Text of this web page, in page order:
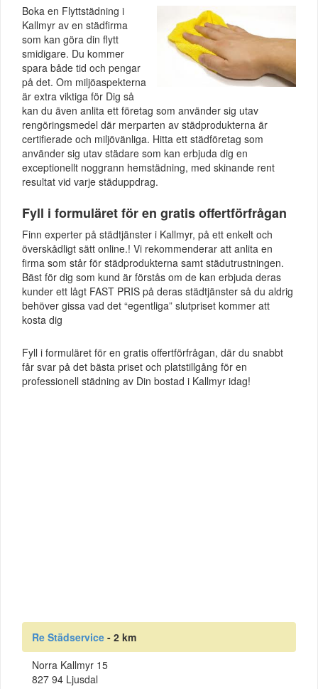
Boka en Flyttstädning i
Kallmyr av en städfirma
som kan göra din flytt
smidigare. Du kommer
spara både tid och pengar
på det. Om miljöaspekterna
är extra viktiga för Dig så
kan du även anlita ett företag som använder sig utav
rengöringsmedel där merparten av städprodukterna är
certifierade och miljövänliga. Hitta ett städföretag som
använder sig utav städare som kan erbjuda dig en
exceptionellt noggrann hemstädning, med skinande rent
resultat vid varje städuppdrag.
Fyll i formuläret för en gratis offertförfrågan
Finn experter på städtjänster i Kallmyr, på ett enkelt och
överskådligt sätt online.! Vi rekommenderar att anlita en
firma som står för städprodukterna samt städutrustningen.
Bäst för dig som kund är förstås om de kan erbjuda deras
kunder ett lågt FAST PRIS på deras städtjänster så du aldrig
behöver gissa vad det “egentliga” slutpriset kommer att
kosta dig
Fyll i formuläret för en gratis offertförfrågan, där du snabbt
får svar på det bästa priset och platstillgång för en
professionell städning av Din bostad i Kallmyr idag!
Re Städservice - 2 km
Norra Kallmyr 15
827 94 Ljusdal